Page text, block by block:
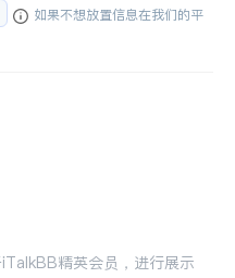
如果不想放置信息在我们的平
精英会员，进行展示